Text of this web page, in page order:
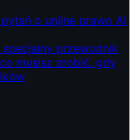
o unijne prawo AI
specjalny przewodnik
musisz zrobić, gdy